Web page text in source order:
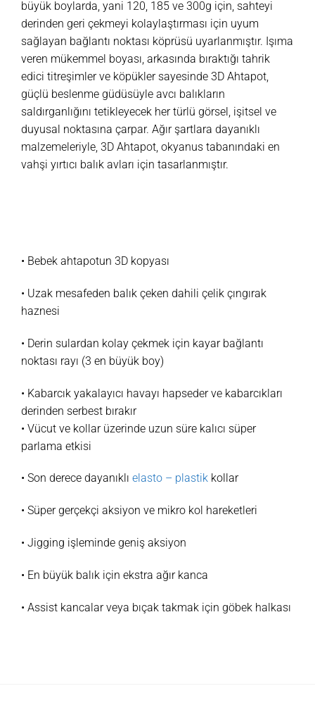
büyük boylarda, yani 120, 185 ve 300g için, sahteyi
derinden geri çekmeyi kolaylaştırması için uyum
sağlayan bağlantı noktası köprüsü uyarlanmıştır. Işıma
veren mükemmel boyası, arkasında bıraktığı tahrik
edici titreşimler ve köpükler sayesinde 3D Ahtapot,
güçlü beslenme güdüsüyle avcı balıkların
saldırganlığını tetikleyecek her türlü görsel, işitsel ve
duyusal noktasına çarpar. Ağır şartlara dayanıklı
malzemeleriyle, 3D Ahtapot, okyanus tabanındaki en
vahşi yırtıcı balık avları için tasarlanmıştır.
• Bebek ahtapotun 3D kopyası
• Uzak mesafeden balık çeken dahili çelik çıngırak
haznesi
• Derin sulardan kolay çekmek için kayar bağlantı
noktası rayı (3 en büyük boy)
• Kabarcık yakalayıcı havayı hapseder ve kabarcıkları
derinden serbest bırakır
• Vücut ve kollar üzerinde uzun süre kalıcı süper
parlama etkisi
• Son derece dayanıklı elasto – plastik kollar
• Süper gerçekçi aksiyon ve mikro kol hareketleri
• Jigging işleminde geniş aksiyon
• En büyük balık için ekstra ağır kanca
• Assist kancalar veya bıçak takmak için göbek halkası